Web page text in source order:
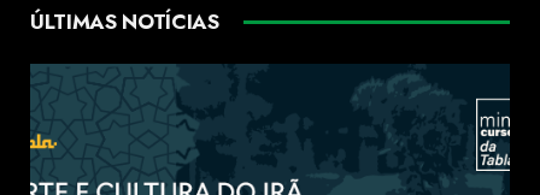
ÚLTIMAS NOTÍCIAS